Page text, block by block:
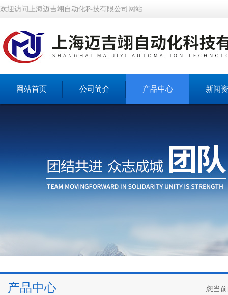
欢迎访问上海迈吉翊自动化科技有限公司网站
网站首页 公司简介 产品中心 新闻
产品中心 您当